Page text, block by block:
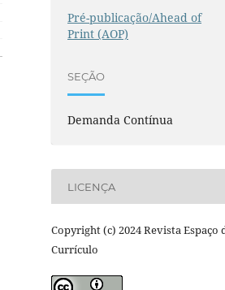
Pré-publicação/Ahead of
Print (AOP)
SEÇÃO
Demanda Contínua
LICENÇA
Copyright (c) 2024 Revista Espaço
Currículo